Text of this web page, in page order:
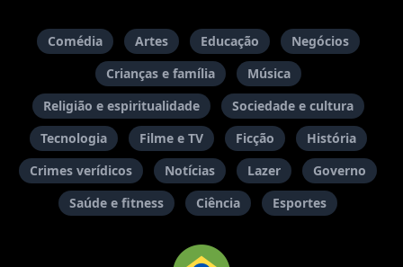
Comédia Artes Educação
Negócios
Crianças e família
Música
Religião e espiritualidade
Sociedade e cultura
Tecnologia
Filme e TV Ficção
História
Crimes verídicos
Notícias Lazer
Governo
Saúde e fitness
Ciência Esportes